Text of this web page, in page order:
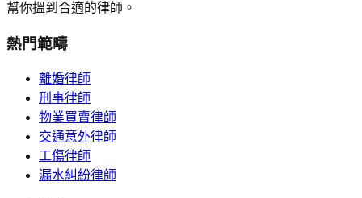
幫你搵到合適的律師。
熱門範疇
離婚律師
刑事律師
物業買賣律師
交通意外律師
工傷律師
漏水糾紛律師